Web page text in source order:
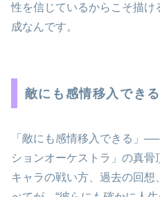
性を信じているからこそ描
成なんです。
敵にも感情移入でき
「敵にも感情移入できる」
ションオーケストラ」の真
キャラの戦い方、過去の回